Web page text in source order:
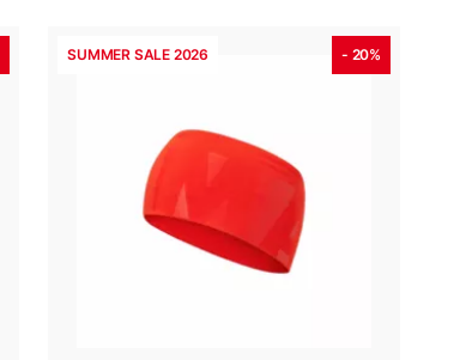
SUMMER SALE 2026 - 20%